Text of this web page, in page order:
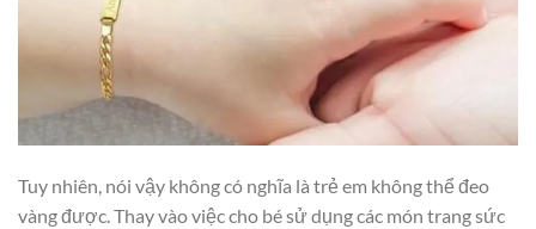
Tuy nhiên, nói vậy không có nghĩa là trẻ em không thể đeo
vàng được. Thay vào việc cho bé sử dụng các món trang sức